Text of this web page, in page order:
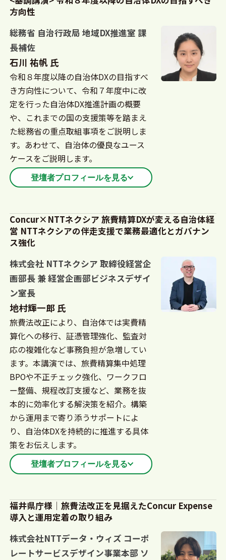
製造業のソリューション営業本部にて、ソリューシ
ョン企画を担当。2011 年ガートナー・ジャパンに
入社。プロセス、ユーティリティ、流通サービス企
業等のIT戦略立案の支援等を担当。2013 年 株式会
社コンカー入社。2019年から営業本部長として大企
業における間接費改革を支援。2020年からパートナ
ーアライアンス、公共マーケットなどの事業開拓そ
して2022年から製品・ソリューション、プリセール
も統括。2024年1月に執行役員社長に就任、5月よ
り現職。
方向性
総務省 自治行政局 地域DX推進室 課
長補佐
石川 祐帆 氏
令和８年度以降の自治体DXの目指すべ
き方向性について、令和７年度中に改
定を行った自治体DX推進計画の概要
や、これまでの国の支援策等を踏まえ
た総務省の重点取組事項をご説明しま
す。あわせて、自治体の優良なユース
ケースをご説明します。
登壇者プロフィールを見る
地方債制度、過疎対策、被災市区町村への中長期職
員派遣制度などの担当を経験し、令和８年度から現
職。自治体DX推進計画やeL-QRを活用した公金収納
の取組などを担当。
Concur×NTTネクシア 旅費精算DXが変える自治体経
営 NTTネクシアの伴走支援で業務最適化とガバナン
ス強化
株式会社 NTTネクシア 取締役経営企
画部長 兼 経営企画部ビジネスデザイ
ン室長
地村輝一郎 氏
旅費法改正により、自治体では実費精
算化への移行、証憑管理強化、監査対
応の複雑化など事務負担が急増してい
ます。本講演では、旅費精算集中処理
BPOや不正チェック強化、ワークフロ
ー整備、規程改訂支援など、業務を抜
本的に効率化する解決策を紹介。構築
から運用まで寄り添うサポートによ
り、自治体DXを持続的に推進する具体
策をお伝えします。
登壇者プロフィールを見る
業・経営企画・マーケティングに従事。2024年
NTTネクシア営業企画部長。2025年 同 取締役
経営企画部長 兼 経営企画部ビジネスデザイン室
長。
福井県庁様│旅費法改正を見据えたConcur Expense
導入と運用定着の取り組み
株式会社NTTデータ・ウィズ コーポ
レートサービスデザイン事業本部 ソ